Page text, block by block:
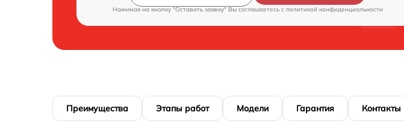
Нажимая на кнопку "Оставить заявку" Вы соглашаетесь c политикой конфиденциальности
Преимущества Этапы работ Модели Гарантия Контакты